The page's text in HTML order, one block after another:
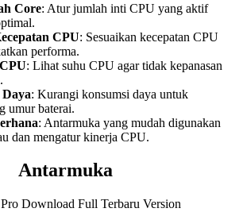
Core: Atur jumlah inti CPU yang aktif
CPU: Sesuaikan kecepatan CPU
performa.
: Lihat suhu CPU agar tidak kepanasan
: Kurangi konsumsi daya untuk
umur baterai.
: Antarmuka yang mudah digunakan
dan mengatur kinerja CPU.
Antarmuka